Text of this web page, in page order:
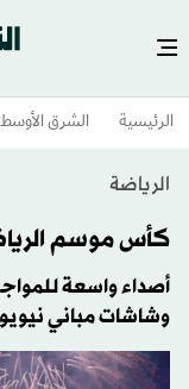
الرئيسية الشرق الأوسط​
الرياضة
كأس موسم
أصداء واسعة
وشاشات مباني